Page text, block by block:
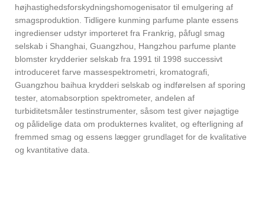
højhastighedsforskydningshomogenisator til emulgering af
smagsproduktion. Tidligere kunming parfume plante essens
ingredienser udstyr importeret fra Frankrig, påfugl smag
selskab i Shanghai, Guangzhou, Hangzhou parfume plante
blomster krydderier selskab fra 1991 til 1998 successivt
introduceret farve massespektrometri, kromatografi,
Guangzhou baihua krydderi selskab og indførelsen af ​​sporing
tester, atomabsorption spektrometer, andelen af ​​
turbiditetsmåler testinstrumenter, såsom test giver nøjagtige
og pålidelige data om produkternes kvalitet, og efterligning af
fremmed smag og essens lægger grundlaget for de kvalitative
og kvantitative data.